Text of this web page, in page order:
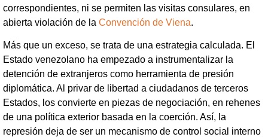
correspondientes, ni se permiten las visitas consulares, en
abierta violación de la Convención de Viena.
Más que un exceso, se trata de una estrategia calculada. El
Estado venezolano ha empezado a instrumentalizar la
detención de extranjeros como herramienta de presión
diplomática. Al privar de libertad a ciudadanos de terceros
Estados, los convierte en piezas de negociación, en rehenes
de una política exterior basada en la coerción. Así, la
represión deja de ser un mecanismo de control social interno